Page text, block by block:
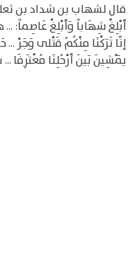
قال لشهاب بن شداد بن
أبْلِغْ شِهَاباً وَأبْلِغْ عَاصِماً: ...
إنّا تَرَكْنَا مِنْكُمُ قَتْلى وَجَرْ
يَمْشِينَ بَينَ أرْحُلِنَا مُعْتَرِفَا